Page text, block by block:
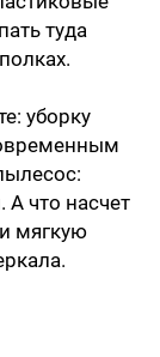
туда
уборку
А что насчет
мягкую